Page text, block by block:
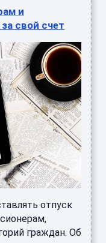
и
свой счет
отпуск
граждан. Об